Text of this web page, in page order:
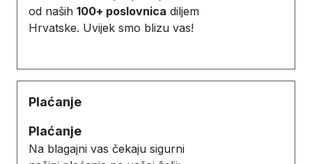
od naših 100+ poslovnica diljem
Hrvatske. Uvijek smo blizu vas!
Plaćanje
Plaćanje
Na blagajni vas čekaju sigurni